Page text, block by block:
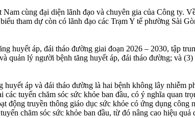
cùng đại diện lãnh đạo và chuyên gia của Công ty.
tham dự còn có lãnh đạo các Trạm Y tế phường Sài
huyết áp, đái tháo đường giai đoạn 2026 – 2030, tập
quản lý người bệnh tăng huyết áp, đái tháo đường; và
áp và đái tháo đường là hai bệnh không lây nhiễm
tuyến chăm sóc sức khỏe ban đầu, có ý nghĩa quan
truyền thông giáo dục sức khỏe có ứng dụng công
chăm sóc sức khỏe ban đầu, từ đó nâng cao hiệu quả